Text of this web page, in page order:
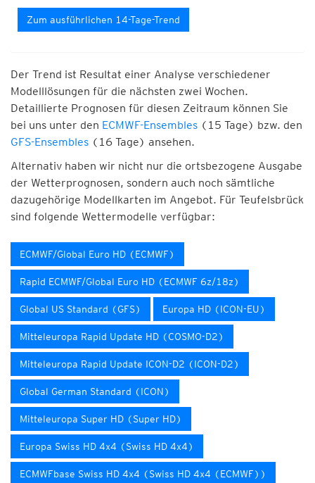
Zum ausführlichen 14-Tage-Trend
Der Trend ist Resultat einer Analyse verschiedener
Modelllösungen für die nächsten zwei Wochen.
Detaillierte Prognosen für diesen Zeitraum können Sie
bei uns unter den ECMWF-Ensembles (15 Tage) bzw. den
GFS-Ensembles (16 Tage) ansehen.
Alternativ haben wir nicht nur die ortsbezogene Ausgabe
der Wetterprognosen, sondern auch noch sämtliche
dazugehörige Modellkarten im Angebot. Für Teufelsbrück
sind folgende Wettermodelle verfügbar:
ECMWF/Global Euro HD (ECMWF)
Rapid ECMWF/Global Euro HD (ECMWF 6z/18z)
Global US Standard (GFS) Europa HD (ICON-EU)
Mitteleuropa Rapid Update HD (COSMO-D2)
Mitteleuropa Rapid Update ICON-D2 (ICON-D2)
Global German Standard (ICON)
Mitteleuropa Super HD (Super HD)
Europa Swiss HD 4x4 (Swiss HD 4x4)
ECMWFbase Swiss HD 4x4 (Swiss HD 4x4 (ECMWF))